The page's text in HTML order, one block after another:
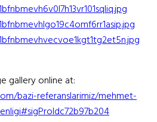
gallery online at:
bazi-referanslarimiz/mehmet-